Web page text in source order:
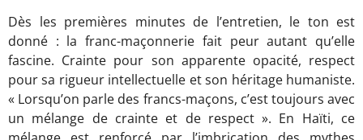
Dès les premières minutes de l’entretien, le ton est
donné : la franc-maçonnerie fait peur autant qu’elle
fascine. Crainte pour son apparente opacité, respect
pour sa rigueur intellectuelle et son héritage humaniste.
« Lorsqu’on parle des francs-maçons, c’est toujours avec
un mélange de crainte et de respect ». En Haïti, ce